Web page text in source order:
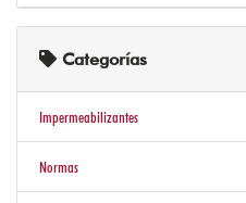
COCINAS
PAREDES
Categorías
Impermeabilizantes
Normas